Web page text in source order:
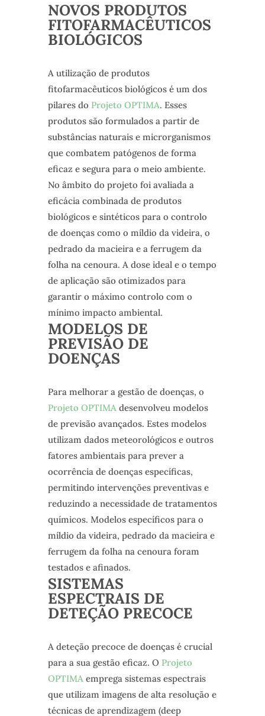
NOVOS PRODUTOS
FITOFARMACÊUTICOS
BIOLÓGICOS
A utilização de produtos
fitofarmacêuticos biológicos é um dos
pilares do Projeto OPTIMA. Esses
produtos são formulados a partir de
substâncias naturais e microrganismos
que combatem patógenos de forma
eficaz e segura para o meio ambiente.
No âmbito do projeto foi avaliada a
eficácia combinada de produtos
biológicos e sintéticos para o controlo
de doenças como o míldio da videira, o
pedrado da macieira e a ferrugem da
folha na cenoura. A dose ideal e o tempo
de aplicação são otimizados para
garantir o máximo controlo com o
mínimo impacto ambiental.
MODELOS DE
PREVISÃO DE
DOENÇAS
Para melhorar a gestão de doenças, o
Projeto OPTIMAdesenvolveu modelos
de previsão avançados. Estes modelos
utilizam dados meteorológicos e outros
fatores ambientais para prever a
ocorrência de doenças específicas,
permitindo intervenções preventivas e
reduzindo a necessidade de tratamentos
químicos. Modelos específicos para o
míldio da videira, pedrado da macieira e
ferrugem da folha na cenoura foram
testados e afinados.
SISTEMAS
ESPECTRAIS DE
DETEÇÃO PRECOCE
A deteção precoce de doenças é crucial
para a sua gestão eficaz. O Projeto
OPTIMAemprega sistemas espectrais
que utilizam imagens de alta resolução e
técnicas de aprendizagem (deep